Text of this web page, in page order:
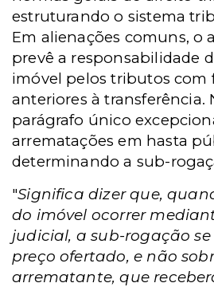
estruturando o sistema
Em alienações comuns, o
prevê a responsabilidade
imóvel pelos tributos com
anteriores à transferência.
parágrafo único
arrematações em hasta
determinando a sub-
"Significa dizer que,
do imóvel ocorrer
judicial, a sub-rogação
preço ofertado, e não
arrematante, que